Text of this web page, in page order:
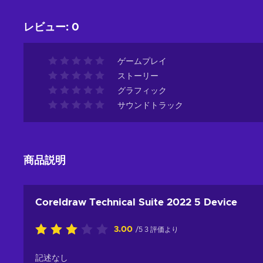
レビュー: 0
ゲームプレイ
ストーリー
グラフィック
サウンドトラック
商品説明
Coreldraw Technical Suite 2022 5 Device
3.00 /5 3 評価より
記述なし